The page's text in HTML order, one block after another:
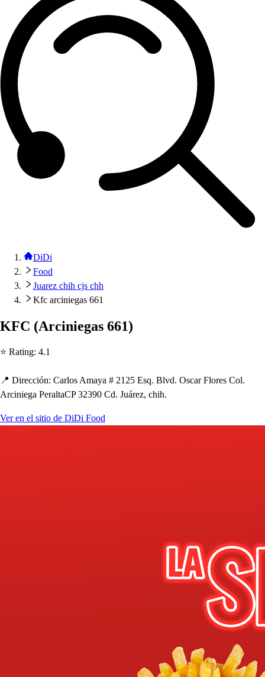
DiDi
Food
Juarez chih cjs chh
Kfc arciniegas 661
KFC (Arciniegas 661)
⭐ Rating: 4.1
📍 Dirección: Carlos Amaya # 2125 Esq. Blvd. Oscar Flores Col.
Arciniega PeraltaCP 32390 Cd. Juárez, chih.
Ver en el sitio de DiDi Food